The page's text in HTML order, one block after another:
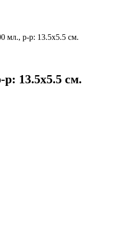
мл., р-р: 13.5х5.5 см.
13.5х5.5 см.